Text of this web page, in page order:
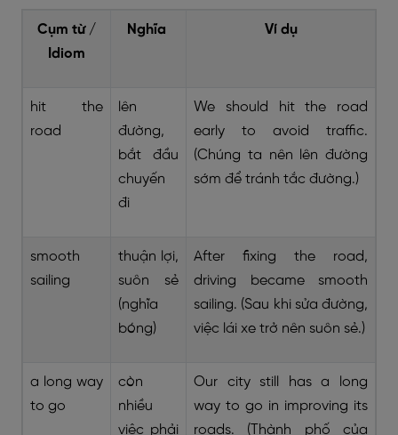
Cụm từ /
Idiom
Nghĩa Ví dụ
hit the
road
lên
đường,
bắt đầu
chuyến
đi
We should hit the road
early to avoid traffic.
(Chúng ta nên lên đường
sớm để tránh tắc đường.)
smooth
sailing
thuận lợi,
suôn sẻ
(nghĩa
bóng)
After fixing the road,
driving became smooth
sailing. (Sau khi sửa đường,
việc lái xe trở nên suôn sẻ.)
a long way
to go
còn
nhiều
việc phải
Our city still has a long
way to go in improving its
roads. (Thành phố của